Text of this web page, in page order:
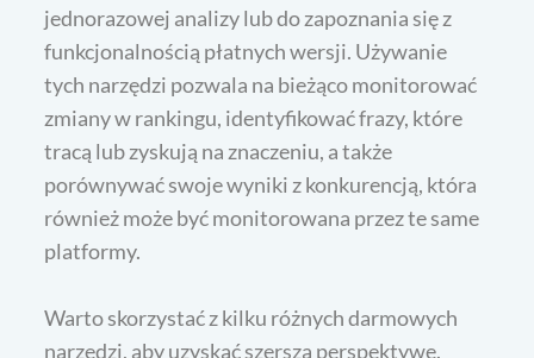
jednorazowej analizy lub do zapoznania się z
funkcjonalnością płatnych wersji. Używanie
tych narzędzi pozwala na bieżąco monitorować
zmiany w rankingu, identyfikować frazy, które
tracą lub zyskują na znaczeniu, a także
porównywać swoje wyniki z konkurencją, która
również może być monitorowana przez te same
platformy.
Warto skorzystać z kilku różnych darmowych
narzędzi, aby uzyskać szerszą perspektywę.